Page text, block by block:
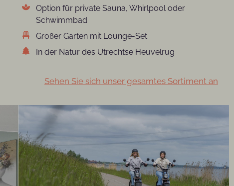
Option für private Sauna, Whirlpool oder
Schwimmbad
Großer Garten mit Lounge-Set
In der Natur des Utrechtse Heuvelrug
Sehen Sie sich unser gesamtes Sortiment an